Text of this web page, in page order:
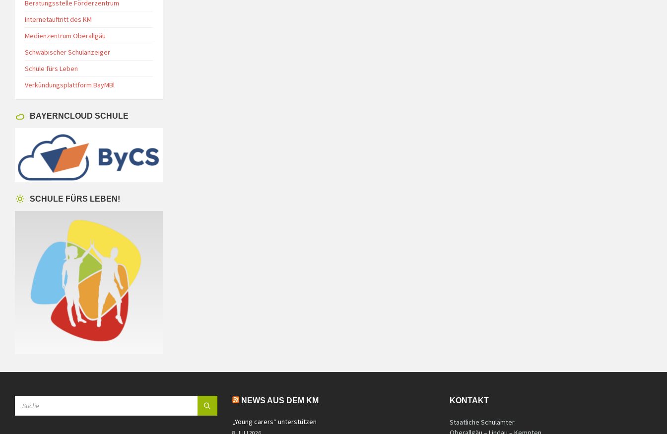
Beratungsstelle Förderzentrum
Internetauftritt des KM
Medienzentrum Oberallgäu
Schwäbischer Schulanzeiger
Schule fürs Leben
Verkündungsplattform BayMBl
BAYERNCLOUD SCHULE
SCHULE FÜRS LEBEN!
NEWS AUS DEM KM
„Young carers“ unterstützen
KONTAKT
Staatliche Schulämter